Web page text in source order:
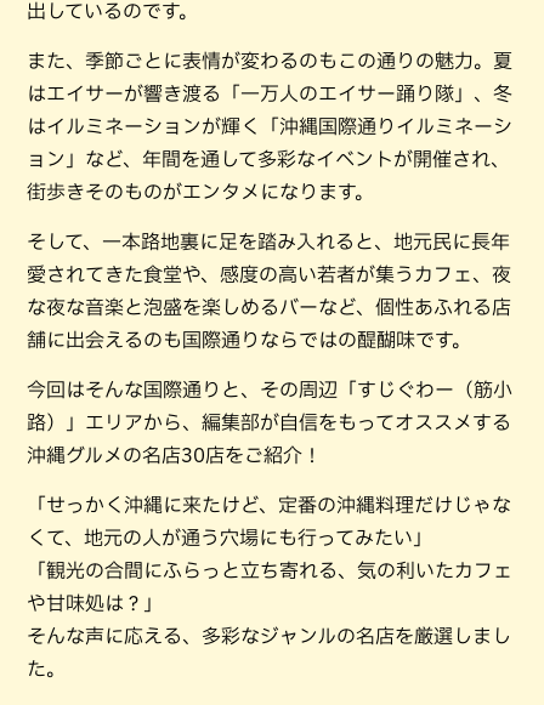
出しているのです。
また、季節ごとに表情が変わるのもこの通りの魅力。夏
はエイサーが響き渡る「一万人のエイサー踊り隊」、冬
はイルミネーションが輝く「沖縄国際通りイルミネーシ
ョン」など、年間を通して多彩なイベントが開催され、
街歩きそのものがエンタメになります。
そして、一本路地裏に足を踏み入れると、地元民に長年
愛されてきた食堂や、感度の高い若者が集うカフェ、夜
な夜な音楽と泡盛を楽しめるバーなど、個性あふれる店
舗に出会えるのも国際通りならではの醍醐味です。
今回はそんな国際通りと、その周辺「すじぐわー（筋小
路）」エリアから、編集部が自信をもってオススメする
沖縄グルメの名店30店をご紹介！
「せっかく沖縄に来たけど、定番の沖縄料理だけじゃな
くて、地元の人が通う穴場にも行ってみたい」
「観光の合間にふらっと立ち寄れる、気の利いたカフェ
や甘味処は？」
そんな声に応える、多彩なジャンルの名店を厳選しまし
た。